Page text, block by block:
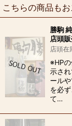
こちらの商品もお
勝駒
店頭
店頭在
※HP
示さ
ール
を必
て…